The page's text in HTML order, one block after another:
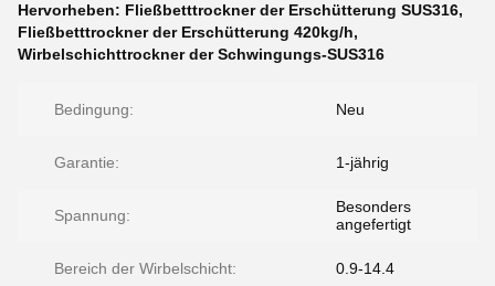
Hervorheben: Fließbetttrockner der Erschütterung SUS316,
Fließbetttrockner der Erschütterung 420kg/h,
Wirbelschichttrockner der Schwingungs-SUS316
Bedingung: Neu
Garantie: 1-jährig
Spannung:
Besonders
angefertigt
Bereich der Wirbelschicht: 0.9-14.4